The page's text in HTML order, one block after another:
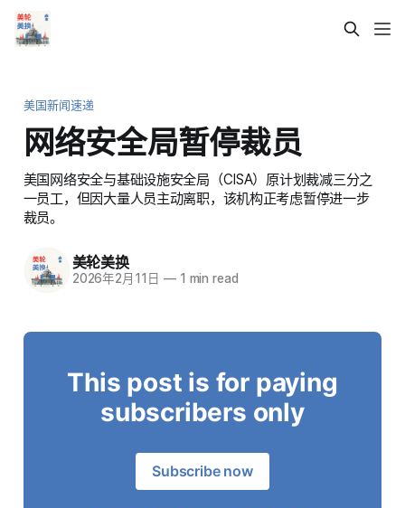
美国新闻速递
网络安全局暂停裁员
美国网络安全与基础设施安全局（CISA）原计划裁减三分之
一员工，但因大量人员主动离职，该机构正考虑暂停进一步
裁员。
美轮美换
2026年2月11日 —1 min read
This post is for paying
subscribers only
Subscribe now